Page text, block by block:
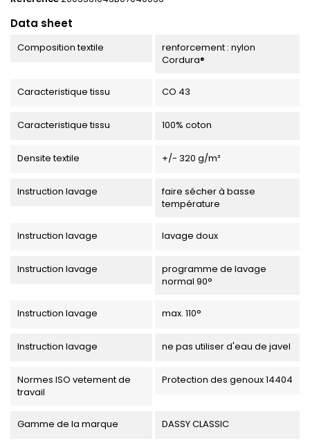
Data sheet
Composition textile
renforcement : nylon
Cordura®
Caracteristique tissu CO 43
Caracteristique tissu 100% coton
Densite textile +/- 320 g/m²
Instruction lavage
faire sécher à basse
température
Instruction lavage lavage doux
Instruction lavage
programme de lavage
normal 90°
Instruction lavage max. 110°
Instruction lavage ne pas utiliser d'eau de javel
Normes ISO vetement de
travail
Protection des genoux 14404
Gamme de la marque DASSY CLASSIC